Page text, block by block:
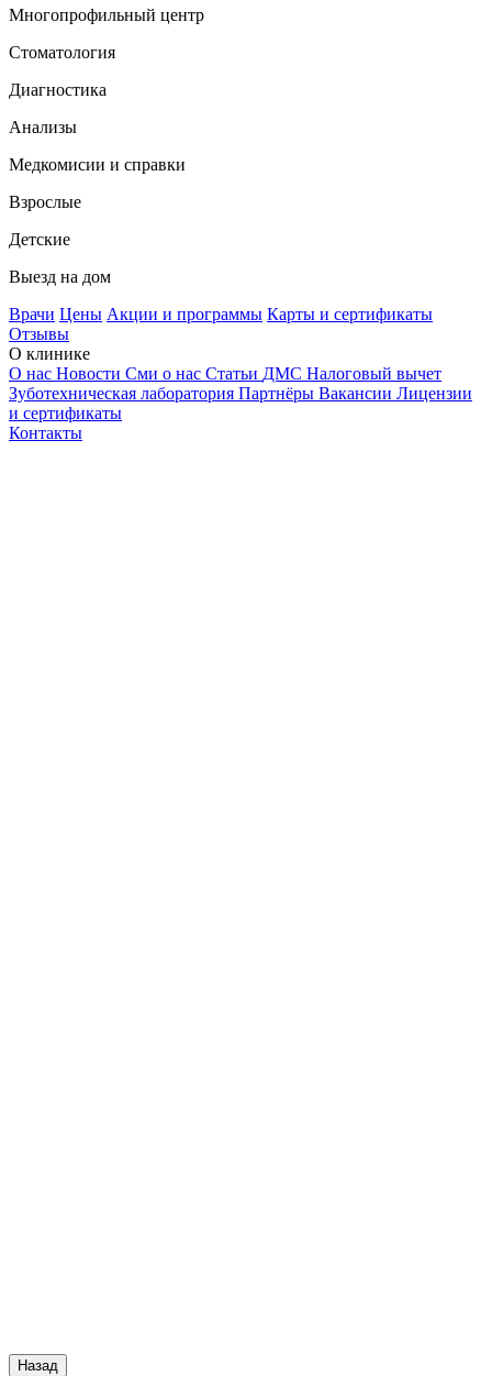
Многопрофильный центр
Стоматология
Диагностика
Анализы
Медкомисии и справки
Взрослые
Детские
Выезд на дом
Врачи Цены Акции и программы Карты и сертификаты
Отзывы
О клинике
О нас Новости Сми о нас Статьи ДМС Налоговый вычет
Зуботехническая лаборатория Партнёры Вакансии Лицензии
и сертификаты
Контакты
Назад